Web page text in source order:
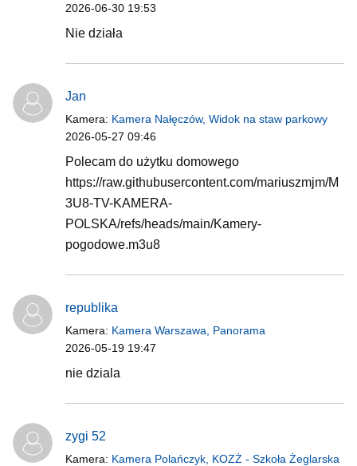
2026-06-30 19:53
Nie działa
Jan
Kamera: Kamera Nałęczów, Widok na staw parkowy
2026-05-27 09:46
Polecam do użytku domowego
https://raw.githubusercontent.com/mariuszmjm/M
3U8-TV-KAMERA-
POLSKA/refs/heads/main/Kamery-
pogodowe.m3u8
republika
Kamera: Kamera Warszawa, Panorama
2026-05-19 19:47
nie dziala
zygi 52
Kamera: Kamera Polańczyk, KOZŻ - Szkoła Żeglarska